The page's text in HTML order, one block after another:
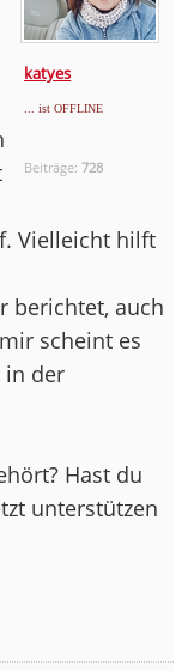
katyes
... ist OFFLINE
Beiträge:728
Vielleicht hilft
berichtet, auch
scheint es
in der
Hast du
unterstützen